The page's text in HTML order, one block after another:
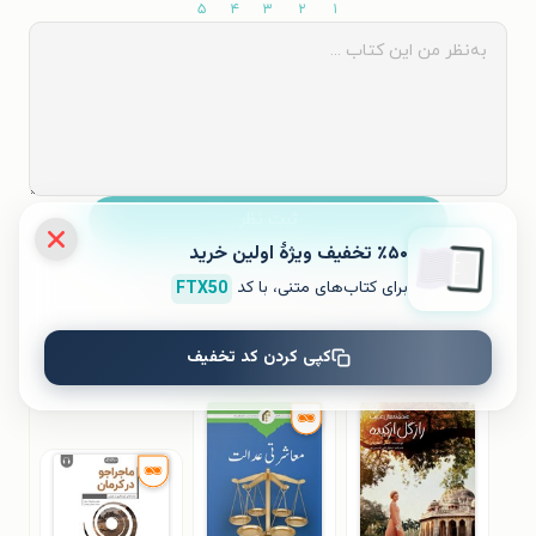
۱ ۲ ۳ ۴ ۵
نظری برای کتاب ثبت نشده است.
٪۵۰ تخفیف ویژۀ اولین خرید
برای کتاب‌های متنی، با کد FTX50
کپی کردن کد تخفیف